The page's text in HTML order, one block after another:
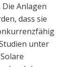
Anlagen
dass sie
unter